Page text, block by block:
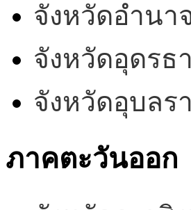
จังหวัดอำนา
จังหวัดอุดรธ
จังหวัดอุบลร
ภาคตะวันออก